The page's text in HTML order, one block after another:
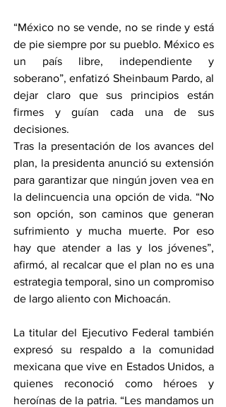
“México no se vende, no se rinde y está
de pie siempre por su pueblo. México es
un país libre, independiente y
soberano”, enfatizó Sheinbaum Pardo, al
dejar claro que sus principios están
firmes y guían cada una de sus
decisiones.
Tras la presentación de los avances del
plan, la presidenta anunció su extensión
para garantizar que ningún joven vea en
la delincuencia una opción de vida. “No
son opción, son caminos que generan
sufrimiento y mucha muerte. Por eso
hay que atender a las y los jóvenes”,
afirmó, al recalcar que el plan no es una
estrategia temporal, sino un compromiso
de largo aliento con Michoacán.
La titular del Ejecutivo Federal también
expresó su respaldo a la comunidad
mexicana que vive en Estados Unidos, a
quienes reconoció como héroes y
heroínas de la patria. “Les mandamos un